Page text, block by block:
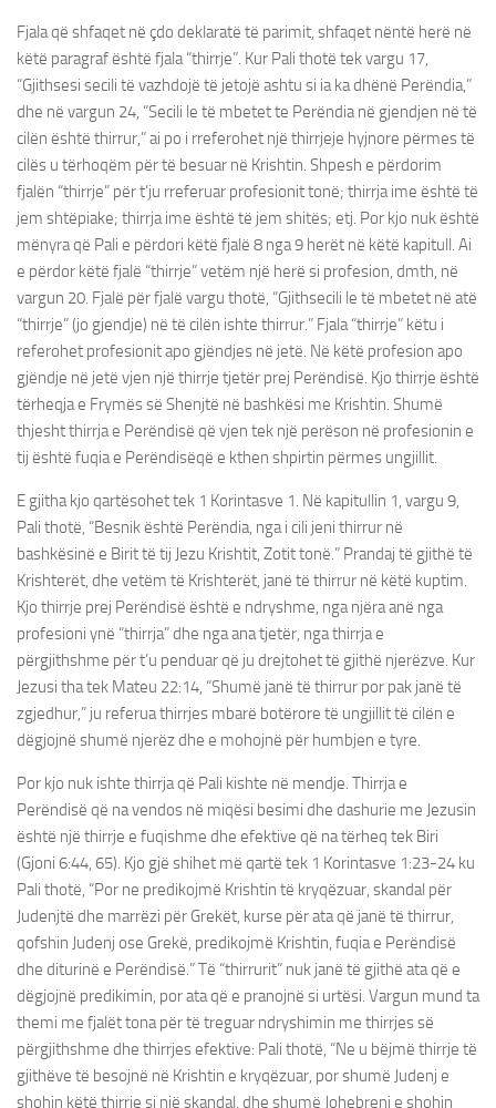
Fjala që shfaqet në çdo deklaratë të parimit, shfaqet nëntë herë në
këtë paragraf është fjala “thirrje”. Kur Pali thotë tek vargu 17,
“Gjithsesi secili të vazhdojë të jetojë ashtu si ia ka dhënë Perëndia,”
dhe në vargun 24, “Secili le të mbetet te Perëndia në gjendjen në të
cilën është thirrur,” ai po i rreferohet një thirrjeje hyjnore përmes të
cilës u tërhoqëm për të besuar në Krishtin. Shpesh e përdorim
fjalën “thirrje” për t’ju rreferuar profesionit tonë; thirrja ime është të
jem shtëpiake; thirrja ime është të jem shitës; etj. Por kjo nuk është
mënyra që Pali e përdori këtë fjalë 8 nga 9 herët në këtë kapitull. Ai
e përdor këtë fjalë “thirrje” vetëm një herë si profesion, dmth, në
vargun 20. Fjalë për fjalë vargu thotë, “Gjithsecili le të mbetet në atë
“thirrje” (jo gjendje) në të cilën ishte thirrur.” Fjala “thirrje” këtu i
referohet profesionit apo gjëndjes në jetë. Në këtë profesion apo
gjëndje në jetë vjen një thirrje tjetër prej Perëndisë. Kjo thirrje është
tërheqja e Frymës së Shenjtë në bashkësi me Krishtin. Shumë
thjesht thirrja e Perëndisë që vjen tek një perëson në profesionin e
tij është fuqia e Perëndisëqë e kthen shpirtin përmes ungjillit.
E gjitha kjo qartësohet tek 1 Korintasve 1. Në kapitullin 1, vargu 9,
Pali thotë, “Besnik është Perëndia, nga i cili jeni thirrur në
bashkësinë e Birit të tij Jezu Krishtit, Zotit tonë.” Prandaj të gjithë të
Krishterët, dhe vetëm të Krishterët, janë të thirrur në këtë kuptim.
Kjo thirrje prej Perëndisë është e ndryshme, nga njëra anë nga
profesioni ynë “thirrja” dhe nga ana tjetër, nga thirrja e
përgjithshme për t’u penduar që ju drejtohet të gjithë njerëzve. Kur
Jezusi tha tek Mateu 22:14, “Shumë janë të thirrur por pak janë të
zgjedhur,” ju referua thirrjes mbarë botërore të ungjillit të cilën e
dëgjojnë shumë njerëz dhe e mohojnë për humbjen e tyre.
Por kjo nuk ishte thirrja që Pali kishte në mendje. Thirrja e
Perëndisë që na vendos në miqësi besimi dhe dashurie me Jezusin
është një thirrje e fuqishme dhe efektive që na tërheq tek Biri
(Gjoni 6:44, 65). Kjo gjë shihet më qartë tek 1 Korintasve 1:23-24 ku
Pali thotë, “Por ne predikojmë Krishtin të kryqëzuar, skandal për
Judenjtë dhe marrëzi për Grekët, kurse për ata që janë të thirrur,
qofshin Judenj ose Grekë, predikojmë Krishtin, fuqia e Perëndisë
dhe diturinë e Perëndisë.” Të “thirrurit” nuk janë të gjithë ata që e
dëgjojnë predikimin, por ata që e pranojnë si urtësi. Vargun mund ta
themi me fjalët tona për të treguar ndryshimin me thirrjes së
përgjithshme dhe thirrjes efektive: Pali thotë, “Ne u bëjmë thirrje të
gjithëve të besojnë në Krishtin e kryqëzuar, por shumë Judenj e
shohin këtë thirrje si një skandal, dhe shumë Johebrenj e shohin